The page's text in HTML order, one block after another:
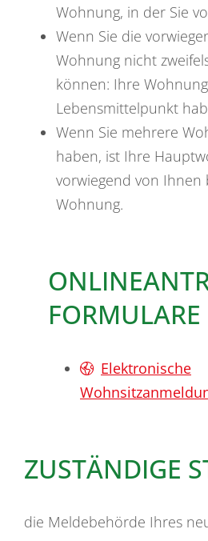
Wohnung, in der Sie
Wenn Sie die
Wohnung nicht
können: Ihre
Lebensmittelpunkt
Wenn Sie mehrere
haben, ist Ihre
vorwiegend von Ihnen
Wohnung.
FORMULARE
Elektronische
ZUSTÄNDIGE
die Meldebehörde Ihres